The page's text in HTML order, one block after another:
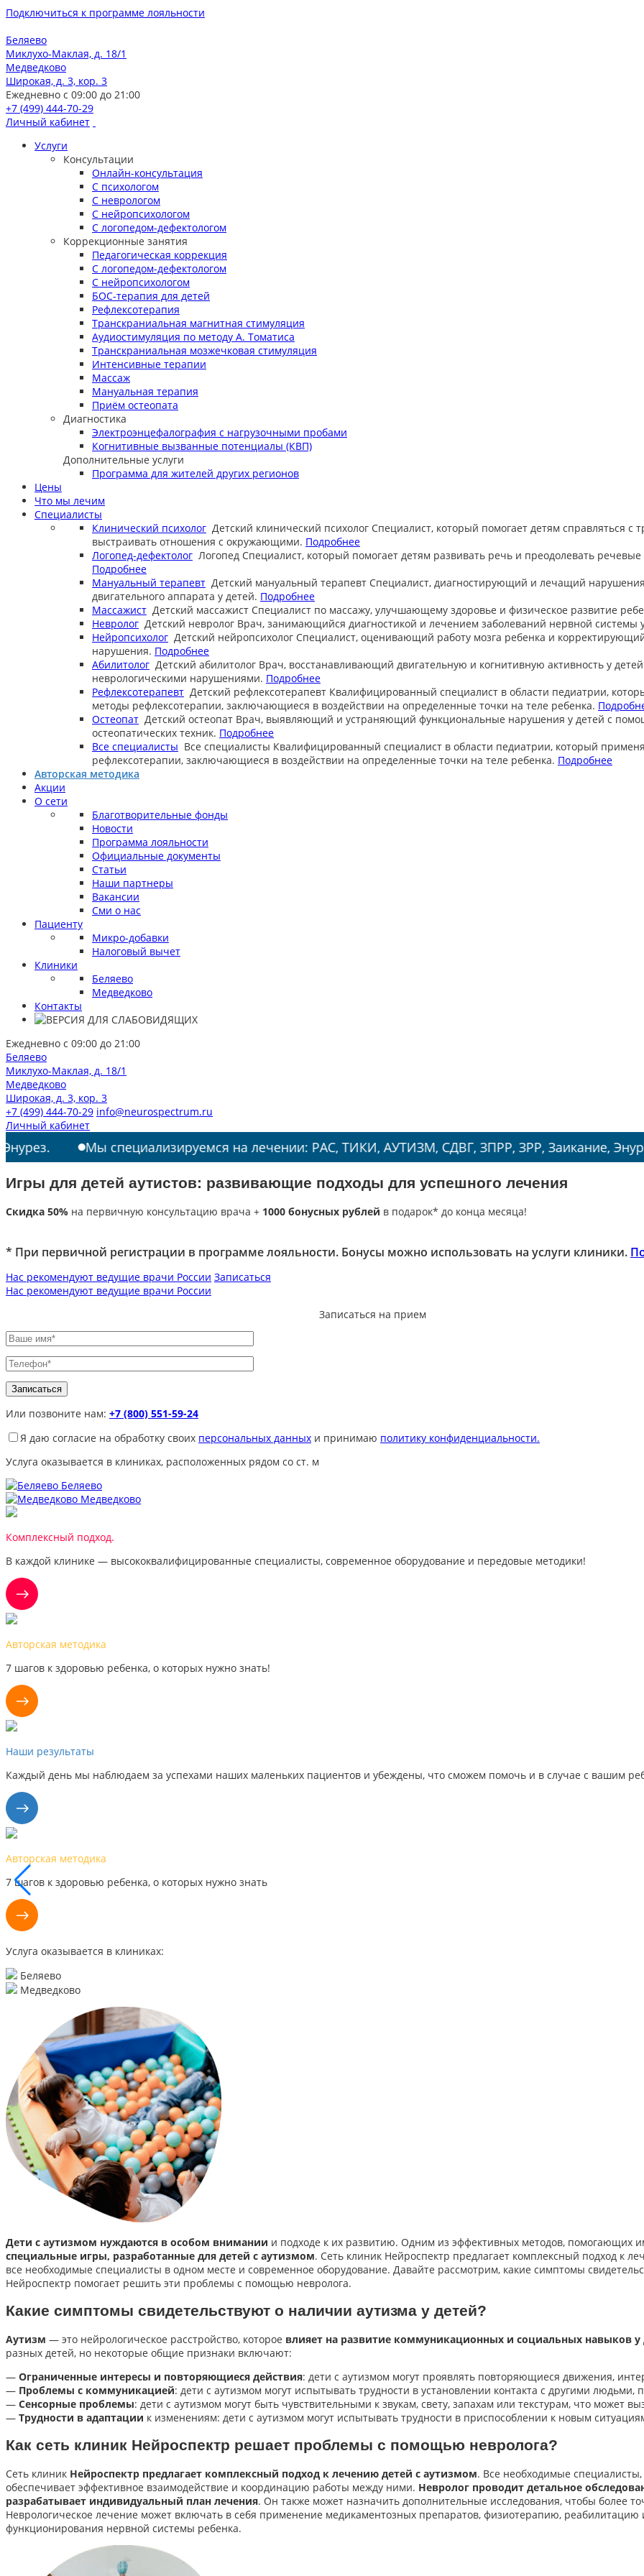
Подключиться к программе лояльности
Беляево
Миклухо-Маклая, д. 18/1
Медведково
Широкая, д. 3, кор. 3
Ежедневно с 09:00 до 21:00
+7 (499) 444-70-29
Личный кабинет
Услуги
Консультации
Онлайн-консультация
С психологом
С неврологом
С нейропсихологом
С логопедом-дефектологом
Коррекционные занятия
Педагогическая коррекция
С логопедом-дефектологом
С нейропсихологом
БОС-терапия для детей
Рефлексотерапия
Транскраниальная магнитная стимуляция
Аудиостимуляция по методу А. Томатиса
Транскраниальная мозжечковая стимуляция
Интенсивные терапии
Массаж
Мануальная терапия
Приём остеопата
Диагностика
Электроэнцефалография с нагрузочными пробами
Когнитивные вызванные потенциалы (КВП)
Дополнительные услуги
Программа для жителей других регионов
Цены
Что мы лечим
Специалисты
Клинический психолог Детский клинический психолог Специалист, который помогает детям справляться с
выстраивать отношения с окружающими. Подробнее
Логопед-дефектолог Логопед Специалист, который помогает детям развивать речь и преодолевать
Подробнее
Мануальный терапевт Детский мануальный терапевт Специалист, диагностирующий и лечащий
двигательного аппарата у детей. Подробнее
Массажист Детский массажист Специалист по массажу, улучшающему здоровье и физическое развитие
Невролог Детский невролог Врач, занимающийся диагностикой и лечением заболеваний нервной системы
Нейропсихолог Детский нейропсихолог Специалист, оценивающий работу мозга ребенка и
нарушения. Подробнее
Абилитолог Детский абилитолог Врач, восстанавливающий двигательную и когнитивную активность у детей
неврологическими нарушениями. Подробнее
Рефлексотерапевт Детский рефлексотерапевт Квалифицированный специалист в области педиатрии,
методы рефлексотерапии, заключающиеся в воздействии на определенные точки на теле ребенка.
Остеопат Детский остеопат Врач, выявляющий и устраняющий функциональные нарушения у детей с
остеопатических техник. Подробнее
Все специалисты Все специалисты Квалифицированный специалист в области педиатрии, который
рефлексотерапии, заключающиеся в воздействии на определенные точки на теле ребенка. Подробнее
Авторская методика
Акции
О сети
Благотворительные фонды
Новости
Программа лояльности
Официальные документы
Статьи
Наши партнеры
Вакансии
Сми о нас
Пациенту
Микро-добавки
Налоговый вычет
Клиники
Беляево
Медведково
Контакты
Ежедневно с 09:00 до 21:00
Беляево
Миклухо-Маклая, д. 18/1
Медведково
Широкая, д. 3, кор. 3
+7 (499) 444-70-29 info@neurospectrum.ru
Личный кабинет
Мы специализируемся на лечении: РАС, ТИКИ, АУТИЗМ, СДВГ, ЗПРР, ЗРР, Заикание, Энурез.
Игры для детей аутистов: развивающие подходы для успешного лечения
Скидка 50% на первичную консультацию врача + 1000 бонусных рублей в подарок* до конца месяца!
* При первичной регистрации в программе лояльности. Бонусы можно использовать на услуги клиники.
Нас рекомендуют ведущие врачи России Записаться
Нас рекомендуют ведущие врачи России
Записаться на прием
Или позвоните нам: +7 (800) 551-59-24
Я даю согласие на обработку своих персональных данных и принимаю политику конфиденциальности.
Услуга оказывается в клиниках, расположенных рядом со ст. м
Беляево
Медведково
Комплексный подход.
В каждой клинике — высококвалифицированные специалисты, современное оборудование и передовые методики!
Авторская методика
7 шагов к здоровью ребенка, о которых нужно знать!
Наши результаты
Каждый день мы наблюдаем за успехами наших маленьких пациентов и убеждены, что сможем помочь и в случае с вашим
Авторская методика
7 шагов к здоровью ребенка, о которых нужно знать
Услуга оказывается в клиниках:
Беляево
Медведково
Дети с аутизмом нуждаются в особом внимании и подходе к их развитию. Одним из эффективных методов, помогающих
специальные игры, разработанные для детей с аутизмом. Сеть клиник Нейроспектр предлагает комплексный подход к
все необходимые специалисты в одном месте и современное оборудование. Давайте рассмотрим, какие симптомы
Нейроспектр помогает решить эти проблемы с помощью невролога.
Какие симптомы свидетельствуют о наличии аутизма у детей?
Аутизм — это нейрологическое расстройство, которое влияет на развитие коммуникационных и социальных навыков у
разных детей, но некоторые общие признаки включают:
— Ограниченные интересы и повторяющиеся действия: дети с аутизмом могут проявлять повторяющиеся движения,
— Проблемы с коммуникацией: дети с аутизмом могут испытывать трудности в установлении контакта с другими
— Сенсорные проблемы: дети с аутизмом могут быть чувствительными к звукам, свету, запахам или текстурам, что может
— Трудности в адаптации к изменениям: дети с аутизмом могут испытывать трудности в приспособлении к новым
Как сеть клиник Нейроспектр решает проблемы с помощью невролога?
Сеть клиник Нейроспектр предлагает комплексный подход к лечению детей с аутизмом. Все необходимые
обеспечивает эффективное взаимодействие и координацию работы между ними. Невролог проводит детальное
разрабатывает индивидуальный план лечения. Он также может назначить дополнительные исследования, чтобы более
Неврологическое лечение может включать в себя применение медикаментозных препаратов, физиотерапию,
функционирования нервной системы ребенка.